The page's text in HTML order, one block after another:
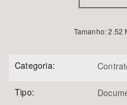
Tamanho: 2.52
Categoria:
Tipo: